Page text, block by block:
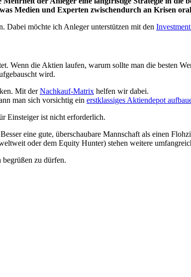
Medien und Experten zwischendurch an Krisen
Dabei möchte ich Anleger unterstützen mit den
Wenn die Aktien laufen, warum sollte man die besten
wird.
Mit derNachkauf-Matrix helfen wir dabei.
man sich vorsichtig ein erstklassiges Aktiendepot
Einsteiger ist nicht erforderlich.
eine gute, überschaubare Mannschaft als einen
oder dem Equity Hunter) stehen weitere
zu dürfen.